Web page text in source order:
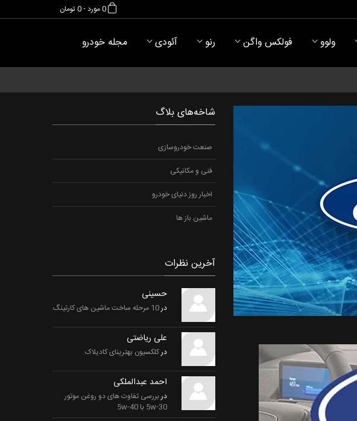
0مورد-0 تومان
ولوو فولکس واگن رنو آئودی مجله خودرو
شاخه‌های بلاگ
صنعت خودروسازی
فنی و مکانیکی
اخبار روز دنیای خودرو
ماشین باز ها
آخرین نظرات
حسینی
در10 مرحله ساخت ماشین های کارتینگ
علی ریاضتی
درکلکسیون بهترینای کادیلاک
احمد عبدالملکی
دربررسی تفاوت های دو روغن موتور
5w-30 با 5w-40